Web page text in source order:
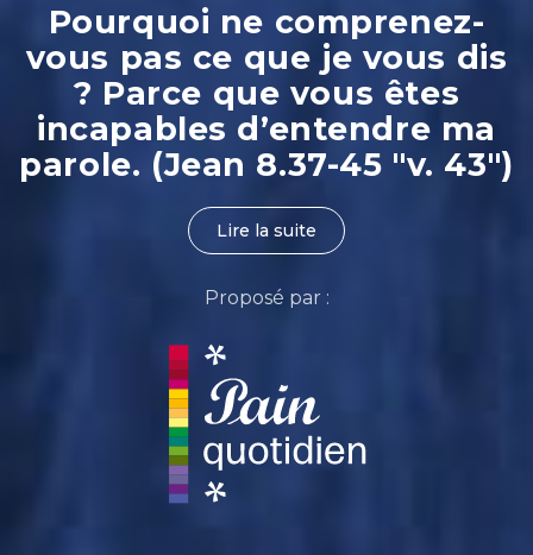
Pourquoi ne comprenez-
vous pas ce que je vous dis
? Parce que vous êtes
incapables d’entendre ma
parole. (Jean 8.37-45 "v. 43")
Lire la suite
Proposé par :